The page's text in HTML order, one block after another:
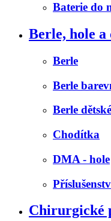
Baterie do
Berle, hole a
Berle
Berle
Berle dětské
Chodítka
DMA - hole
Chirurgické